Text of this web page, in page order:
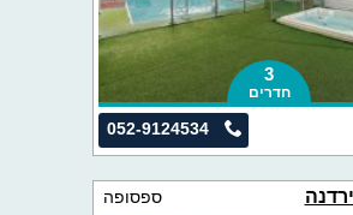
3
חדרים
052-9124534
ספסופה